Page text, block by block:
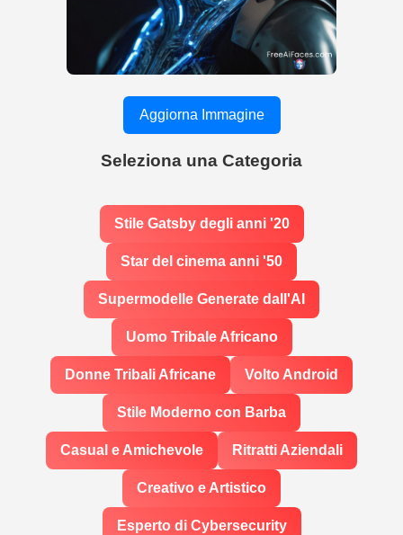
Aggiorna Immagine
Seleziona una Categoria
Stile Gatsby degli anni '20
Star del cinema anni '50
Supermodelle Generate dall'AI
Uomo Tribale Africano
Donne Tribali Africane Volto Android
Stile Moderno con Barba
Casual e Amichevole Ritratti Aziendali
Creativo e Artistico
Esperto di Cybersecurity